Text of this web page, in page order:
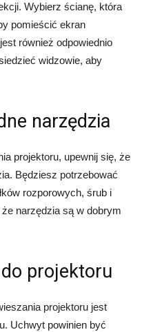
Wybierz ścianę, która
pomieścić ekran
również odpowiednio
widzowie, aby
narzędzia
projektoru, upewnij się, że
Będziesz potrzebować
rozporowych, śrub i
narzędzia są w dobrym
projektoru
projektoru jest
Uchwyt powinien być